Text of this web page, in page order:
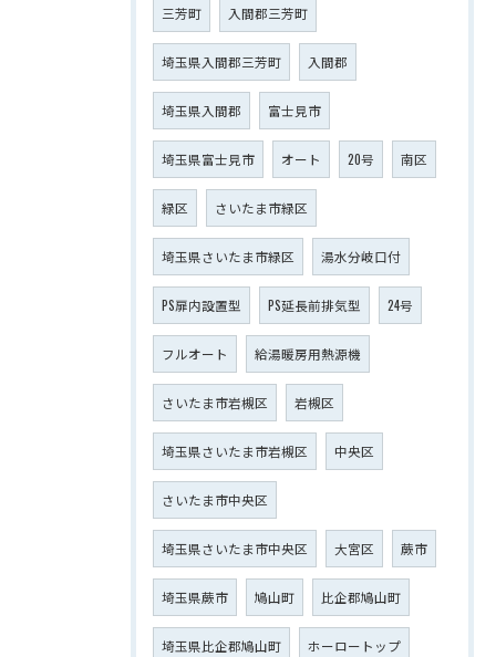
三芳町 入間郡三芳町
埼玉県入間郡三芳町 入間郡
埼玉県入間郡 富士見市
埼玉県富士見市 オート 20号 南区
緑区 さいたま市緑区
埼玉県さいたま市緑区 湯水分岐口付
PS扉内設置型 PS延長前排気型 24号
フルオート 給湯暖房用熱源機
さいたま市岩槻区 岩槻区
埼玉県さいたま市岩槻区 中央区
さいたま市中央区
埼玉県さいたま市中央区 大宮区 蕨市
埼玉県蕨市 鳩山町 比企郡鳩山町
埼玉県比企郡鳩山町 ホーロートップ